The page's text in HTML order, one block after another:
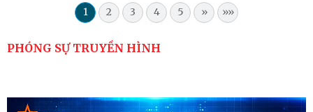
Việt Nam trong cuộc kháng chiến chống
1 2 3 4 5 » »»
PHÓNG SỰ TRUYỀN HÌNH